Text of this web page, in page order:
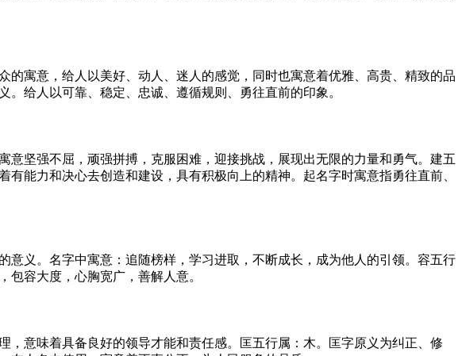
寓意，给人以美好、动人、迷人的感觉，同时也寓意着优雅、高贵、精致的品
给人以可靠、稳定、忠诚、遵循规则、勇往直前的印象。
坚强不屈，顽强拼搏，克服困难，迎接挑战，展现出无限的力量和勇气。建五
能力和决心去创造和建设，具有积极向上的精神。起名字时寓意指勇往直前、
义。名字中寓意：追随榜样，学习进取，不断成长，成为他人的引领。容五行
容大度，心胸宽广，善解人意。
意味着具备良好的领导才能和责任感。匡五行属：木。匡字原义为纠正、修